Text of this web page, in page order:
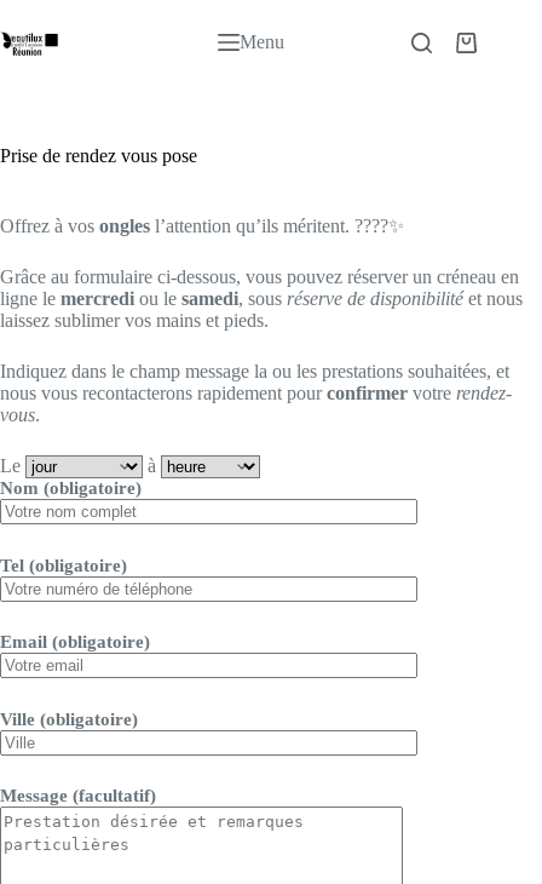
au
contenu
Menu
Panier
Prise de rendez vous pose
Offrez à vos ongles l’attention qu’ils méritent. ????✨
Grâce au formulaire ci-dessous, vous pouvez réserver un créneau en
ligne le mercredi ou le samedi, sous réserve de disponibilitéet nous
laissez sublimer vos mains et pieds.
Indiquez dans le champ message la ou les prestations souhaitées, et
nous vous recontacterons rapidement pourconfirmer votre rendez-
vous.
Le à
Nom (obligatoire)
Tel (obligatoire)
Email (obligatoire)
Ville (obligatoire)
Message (facultatif)